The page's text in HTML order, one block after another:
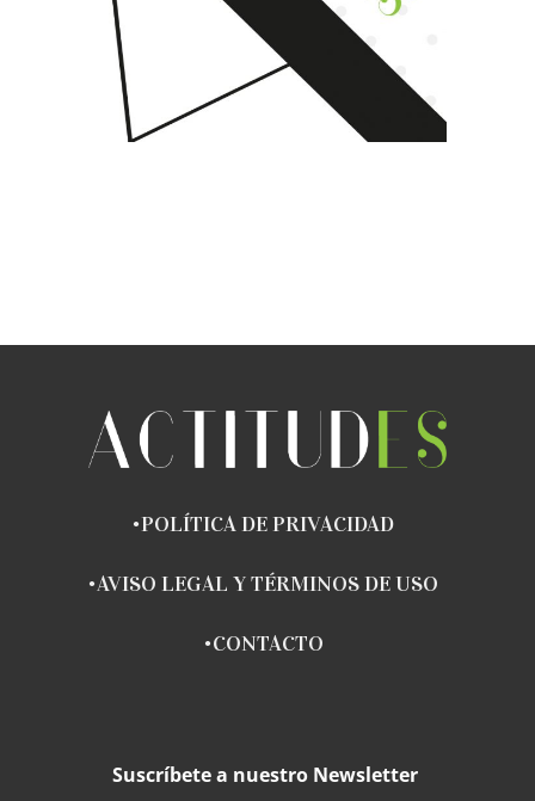
POLÍTICA DE PRIVACIDAD
AVISO LEGAL Y TÉRMINOS DE USO
CONTACTO
Suscríbete a nuestro Newsletter